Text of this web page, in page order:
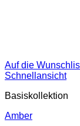
Auf die
Schnellansicht
Basiskollektion
Amber